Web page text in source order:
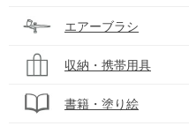
エアーブラシ
収納・携帯用具
書籍・塗り絵